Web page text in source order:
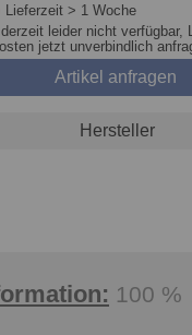
Lieferzeit > 1 Woche
leider nicht verfügbar,
jetzt unverbindlich
Artikel anfragen
Hersteller
100 %